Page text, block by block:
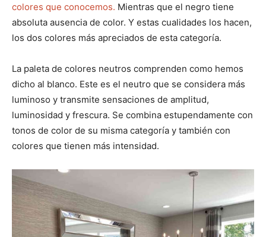
colores que conocemos. Mientras que el negro tiene
absoluta ausencia de color. Y estas cualidades los hacen,
los dos colores más apreciados de esta categoría.
La paleta de colores neutros comprenden como hemos
dicho al blanco. Este es el neutro que se considera más
luminoso y transmite sensaciones de amplitud,
luminosidad y frescura. Se combina estupendamente con
tonos de color de su misma categoría y también con
colores que tienen más intensidad.